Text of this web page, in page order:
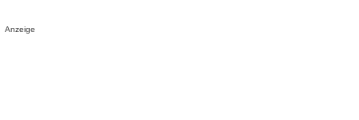
Anzeige